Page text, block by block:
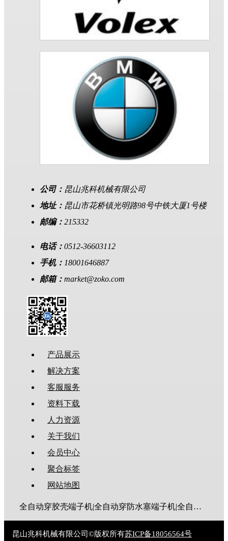
公司： 昆山兆科机械有限公司
地址： 昆山市花桥镇光明路98号中铁大厦1号楼
邮编： 215332
电话： 0512-36603112
手机： 18001646887
邮箱： market@zoko.com
产品展示
解决方案
客服服务
资料下载
人力资源
关于我们
会员中心
聚合标签
网站地图
全自动穿胶壳端子机|全自动穿防水塞端子机|全自动穿热缩管端子机|全自动穿护套端子机|全自动穿号码管端子机|全自动端子机|全自动穿防水栓端子机|端子压着机|端子压接机|静音端子机|多芯线端子机|护套线端子机|全自动排线端子机|新能源大平方压接机|电脑剥线机|自动剥线机|裁线机|剥线机
昆山兆科机械有限公司©版权所有苏ICP备18056564号